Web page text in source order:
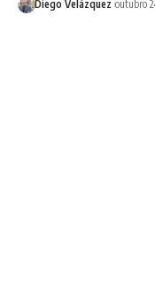
Diego Velázquez outubro